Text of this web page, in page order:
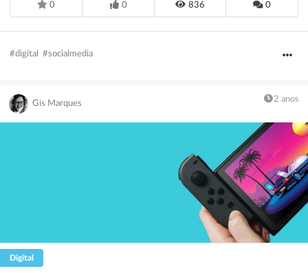
0 0 836 0
#digital #socialmedia
Gis Marques 2 anos
Digital